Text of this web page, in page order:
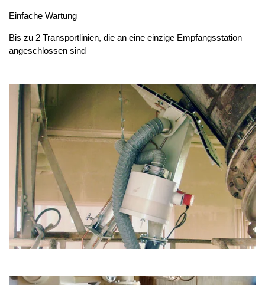
Einfache Wartung
Bis zu 2 Transportlinien, die an eine einzige Empfangsstation
angeschlossen sind